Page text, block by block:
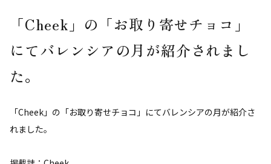
「Cheek」の「お取り寄せチョコ」
にてバレンシアの月が紹介されまし
た。
「Cheek」の「お取り寄せチョコ」にてバレンシアの月が紹介さ
れました。